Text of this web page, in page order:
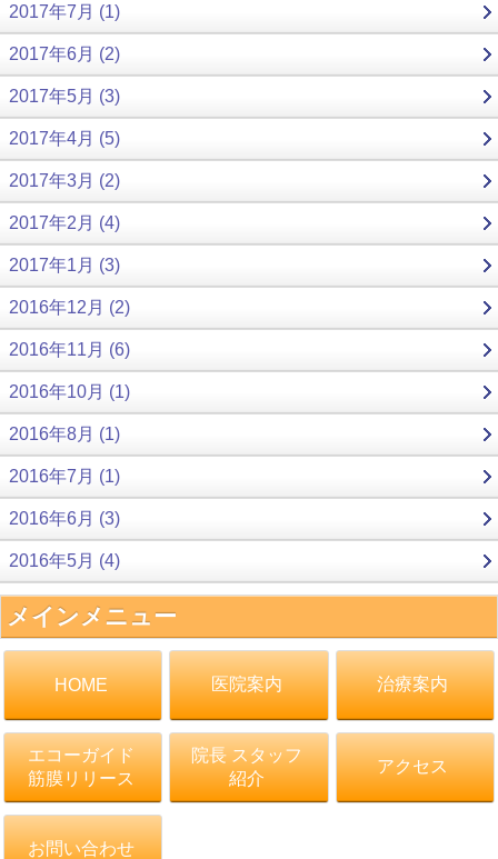
2017年7月 (1)
2017年6月 (2)
2017年5月 (3)
2017年4月 (5)
2017年3月 (2)
2017年2月 (4)
2017年1月 (3)
2016年12月 (2)
2016年11月 (6)
2016年10月 (1)
2016年8月 (1)
2016年7月 (1)
2016年6月 (3)
2016年5月 (4)
メインメニュー
HOME 医院案内 治療案内
エコーガイド
筋膜リリース
院長 スタッフ
紹介
アクセス
お問い合わせ